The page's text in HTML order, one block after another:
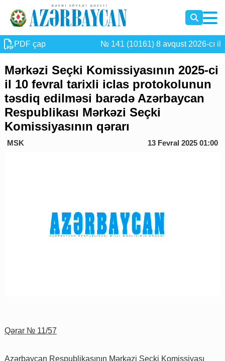
PDF çap № 141 (10161) 8 avqust 2026-cı il
Mərkəzi Seçki Komissiyasının 2025-ci
il 10 fevral tarixli iclas protokolunun
təsdiq edilməsi barədə Azərbaycan
Respublikası Mərkəzi Seçki
Komissiyasının qərarı
MSK 13 Fevral 2025 01:00
Qərar № 11/57
Azərbaycan Respublikasının Mərkəzi Seçki Komissiyası